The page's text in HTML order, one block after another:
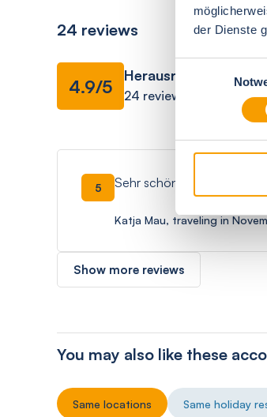
der Dienste
24 reviews
4.9/5
Herausragend
24 reviews
5 Sehr schöne Wohnung.
Katja Mau, traveling in
Show more reviews
You may also like these
Same locations Same holiday